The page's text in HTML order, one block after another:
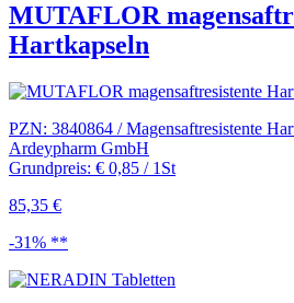
MUTAFLOR
Hartkapseln
PZN: 3840864 / Magensaftresistente
Ardeypharm GmbH
Grundpreis: € 0,85 / 1St
85,35 €
-31% **